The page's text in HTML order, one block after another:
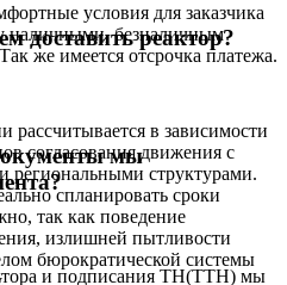
условия для заказчика
наличными, безналичным
же имеется отсрочка платежа.
доставить реактор?
рассчитывается в зависимости
согласования движения с
региональными структурами.
спланировать сроки
так как поведение
излишней пытливости
бюрократической системы
мы
и подписания ТН(ТТН) мы